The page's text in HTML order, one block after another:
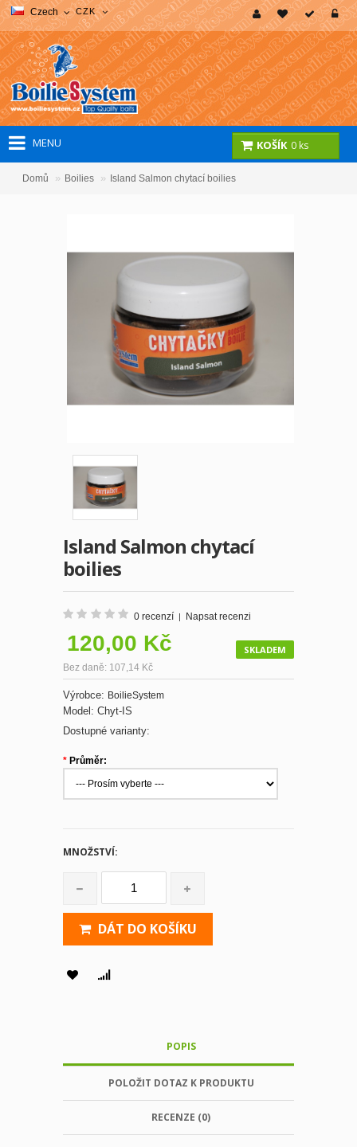
Czech CZK
MENU KOŠÍK 0 ks
Domů » Boilies » Island Salmon chytací boilies
Island Salmon chytací
boilies
0 recenzí| Napsat recenzi
SKLADEM
120,00 Kč
Bez daně: 107,14 Kč
Výrobce: BoilieSystem
Model: Chyt-IS
Dostupné varianty:
* Průměr:
MNOŽSTVÍ:
DÁT DO KOŠÍKU
POPIS
POLOŽIT DOTAZ K PRODUKTU
RECENZE (0)